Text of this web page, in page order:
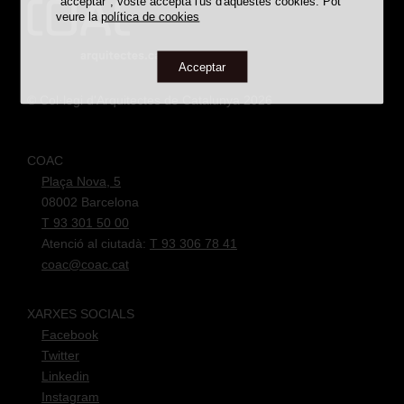
veure lapolítica de cookies
Acceptar
CATALOGADES DESAPAREGUDES
COAC
Plaça Nova, 5
08002 Barcelona
T 93 301 50 00
Atenció al ciutadà: T 93 306 78 41
coac@coac.cat
XARXES SOCIALS
Facebook
Twitter
Linkedin
Instagram